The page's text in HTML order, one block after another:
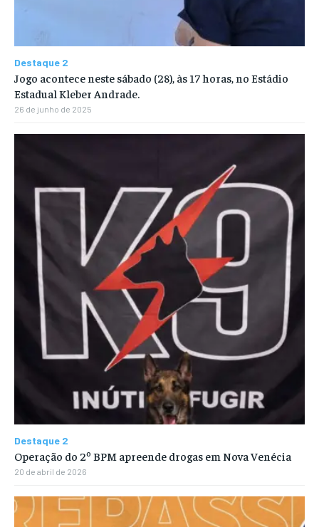
Destaque 2
Jogo acontece neste sábado (28), às 17 horas, no Estádio
Estadual Kleber Andrade.
26 de junho de 2025
Destaque 2
Operação do 2º BPM apreende drogas em Nova Venécia
20 de abril de 2026